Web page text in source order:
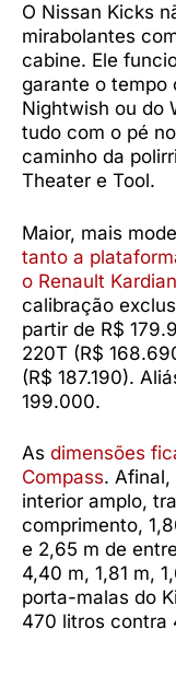
O Nissan Kicks
mirabolantes
cabine. Ele
garante o tempo
Nightwish ou do
tudo com o pé
caminho da
Theater e Tool.
Maior, mais
tanto a
o Renault Kardian
calibração
partir de R$
220T (R$
(R$ 187.190).
199.000.
As dimensões
Compass. Afinal,
interior amplo,
comprimento,
e 2,65 m de
4,40 m, 1,81 m,
porta-malas do
470 litros contra